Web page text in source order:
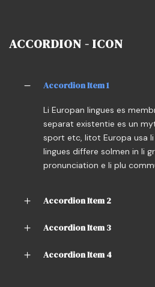
ACCORDION - ICON
Accordion Item 1
Li Europan lingues es
separat existentie es un
sport etc, litot Europa usa li
lingues differe solmen in li
pronunciation e li plu
Accordion Item 2
Accordion Item 3
Accordion Item 4